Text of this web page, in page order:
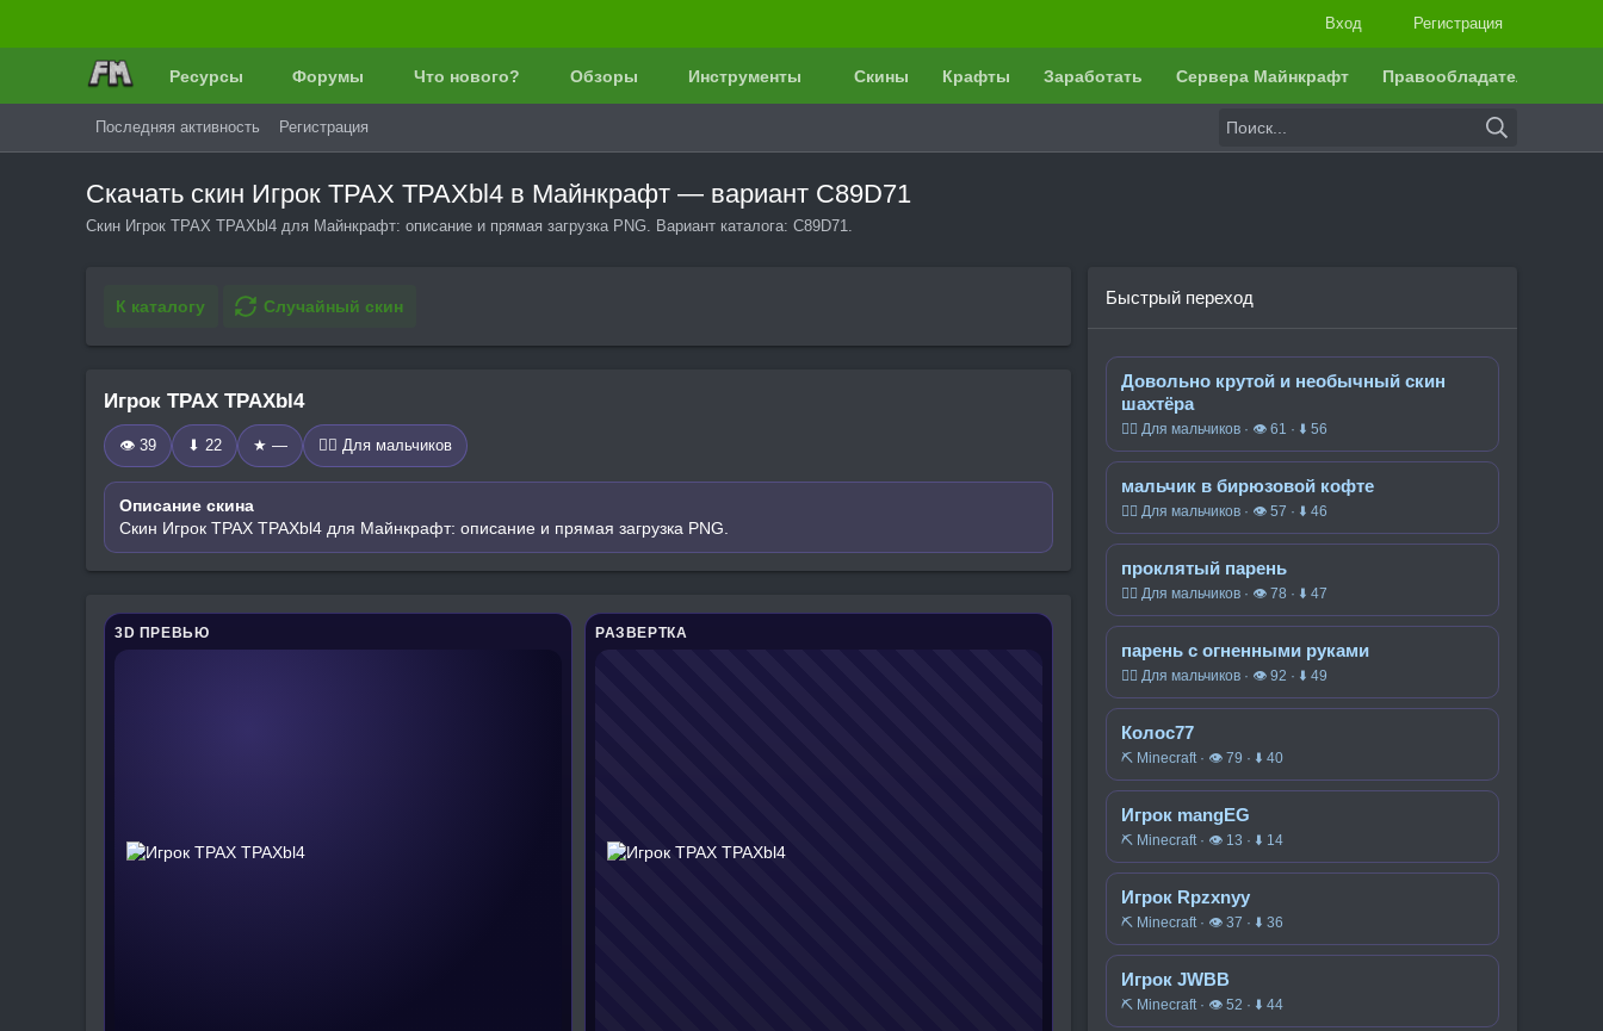
Вход Регистрация
Ресурсы Форумы Что нового? Обзоры Инструменты Скины Крафты Заработать Сервера Майнкрафт Правообладателям
Последняя активность Регистрация
Скачать скин Игрок TPAX TPAXbl4 в Майнкрафт — вариант C89D71
Скин Игрок TPAX TPAXbl4 для Майнкрафт: описание и прямая загрузка PNG. Вариант каталога: C89D71.
К каталогу Случайный скин
Игрок TPAX TPAXbl4
👁 39 ⬇ 22 ★ — 🧍‍♂️ Для мальчиков
Описание скина
Скин Игрок TPAX TPAXbl4 для Майнкрафт: описание и прямая загрузка PNG.
3D ПРЕВЬЮ РАЗВЕРТКА
Быстрый переход
Довольно крутой и необычный скин
шахтёра
🧍‍♂️ Для мальчиков · 👁 61 · ⬇ 56
мальчик в бирюзовой кофте
🧍‍♂️ Для мальчиков · 👁 57 · ⬇ 46
проклятый парень
🧍‍♂️ Для мальчиков · 👁 78 · ⬇ 47
парень с огненными руками
🧍‍♂️ Для мальчиков · 👁 92 · ⬇ 49
Колос77
⛏️ Minecraft · 👁 79 · ⬇ 40
Игрок mangEG
⛏️ Minecraft · 👁 13 · ⬇ 14
Игрок Rpzxnyy
⛏️ Minecraft · 👁 37 · ⬇ 36
Игрок JWBB
⛏️ Minecraft · 👁 52 · ⬇ 44